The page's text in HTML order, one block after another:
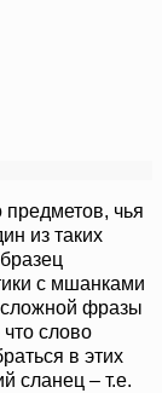
предметов, чья
из таких
с мшанками
фразы
слово
в этих
сланец – т.е.